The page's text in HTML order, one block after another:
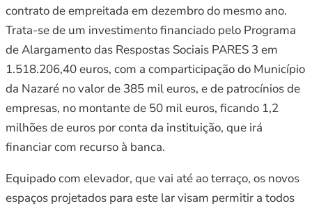
contrato de empreitada em dezembro do mesmo ano.
Trata-se de um investimento financiado pelo Programa
de Alargamento das Respostas Sociais PARES 3 em
1.518.206,40 euros, com a comparticipação do Município
da Nazaré no valor de 385 mil euros, e de patrocínios de
empresas, no montante de 50 mil euros, ficando 1,2
milhões de euros por conta da instituição, que irá
financiar com recurso à banca.
Equipado com elevador, que vai até ao terraço, os novos
espaços projetados para este lar visam permitir a todos